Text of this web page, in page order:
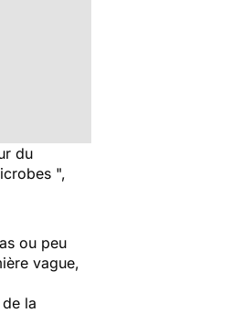
du
",
ou peu
vague,
la